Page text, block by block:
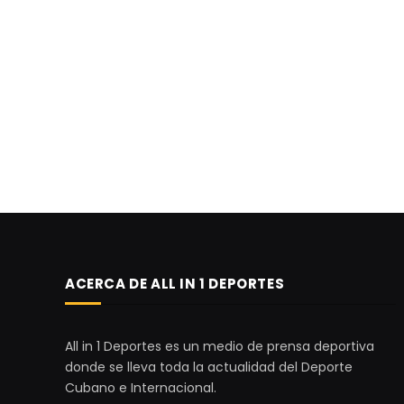
ACERCA DE ALL IN 1 DEPORTES
All in 1 Deportes es un medio de prensa deportiva
donde se lleva toda la actualidad del Deporte
Cubano e Internacional.